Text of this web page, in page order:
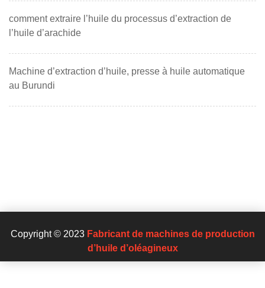
comment extraire l’huile du processus d’extraction de
l’huile d’arachide
Machine d’extraction d’huile, presse à huile automatique
au Burundi
Copyright © 2023 Fabricant de machines de production
d’huile d’oléagineux